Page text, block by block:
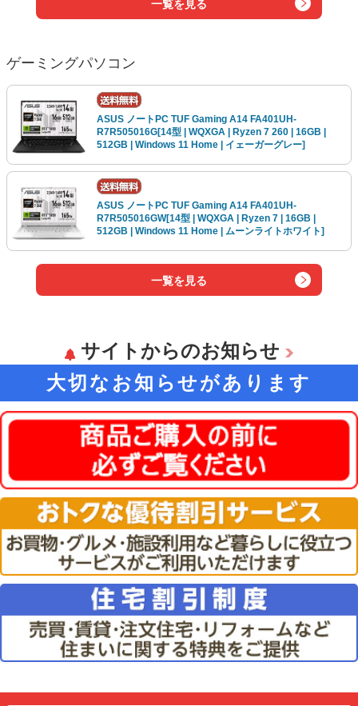
一覧を見る
ゲーミングパソコン
ASUS ノートPC TUF Gaming A14 FA401UH-
R7R505016G[14型 | WQXGA | Ryzen 7 260 | 16GB |
512GB | Windows 11 Home | イェーガーグレー]
ASUS ノートPC TUF Gaming A14 FA401UH-
R7R505016GW[14型 | WQXGA | Ryzen 7 | 16GB |
512GB | Windows 11 Home | ムーンライトホワイト]
一覧を見る
サイトからのお知らせ
大切なお知らせがあります